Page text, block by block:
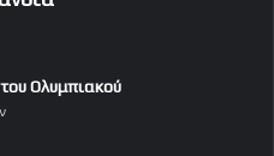
Ολυμπιακού